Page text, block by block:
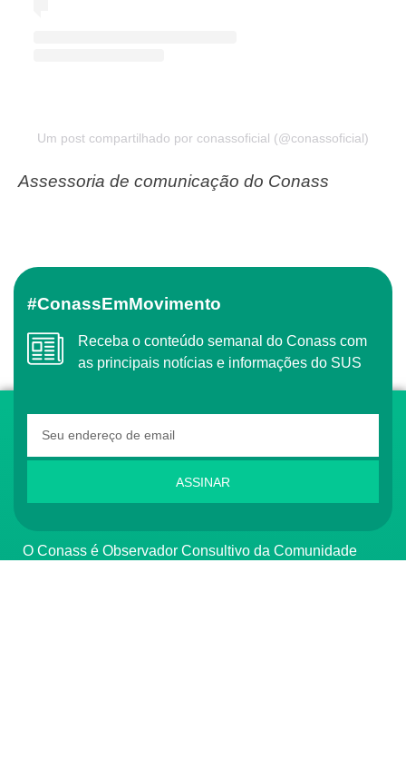
Um post compartilhado por conassoficial (@conassoficial)
Assessoria de comunicação do Conass
#ConassEmMovimento
Receba o conteúdo semanal do Conass com
as principais notícias e informações do SUS
ASSINAR
O Conass é Observador Consultivo da Comunidade